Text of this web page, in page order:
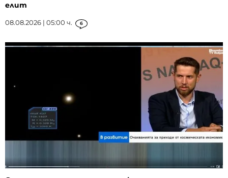
елит
08.08.2026 | 05:00 ч. 6